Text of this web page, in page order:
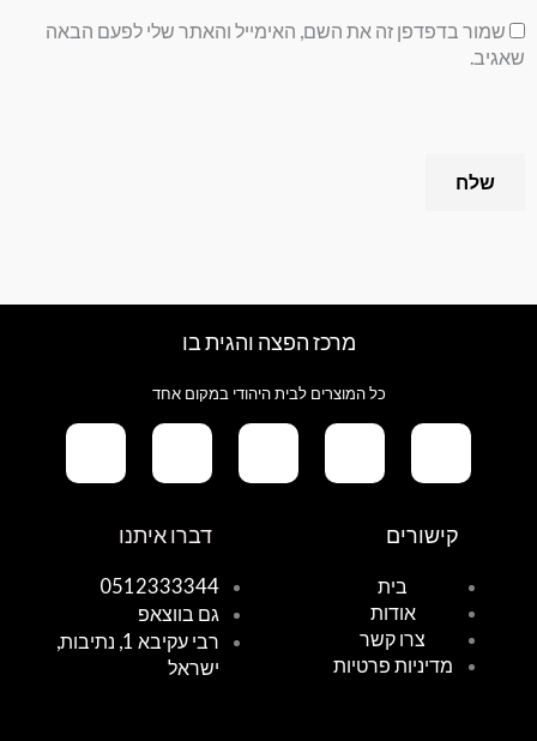
שמור בדפדפן זה את השם, האימייל והאתר שלי לפעם הבאה
שאגיב.
מרכז הפצה והגית בו
כל המוצרים לבית היהודי במקום אחד
W
a
c
n
T
i
k
o
קישורים
בית
אודות
צרו קשר
מדיניות פרטיות
דברו איתנו
0512333344
גם בווצאפ
רבי עקיבא 1, נתיבות,
ישראל